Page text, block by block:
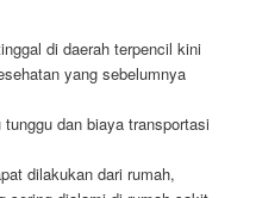
di daerah terpencil kini
yang sebelumnya
dan biaya transportasi
dilakukan dari rumah,